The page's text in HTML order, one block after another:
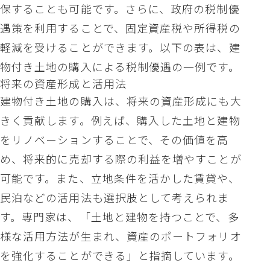
保することも可能です。さらに、政府の税制優
遇策を利用することで、固定資産税や所得税の
軽減を受けることができます。以下の表は、建
物付き土地の購入による税制優遇の一例です。
将来の資産形成と活用法
建物付き土地の購入は、将来の資産形成にも大
きく貢献します。例えば、購入した土地と建物
をリノベーションすることで、その価値を高
め、将来的に売却する際の利益を増やすことが
可能です。また、立地条件を活かした賃貸や、
民泊などの活用法も選択肢として考えられま
す。専門家は、「土地と建物を持つことで、多
様な活用方法が生まれ、資産のポートフォリオ
を強化することができる」と指摘しています。